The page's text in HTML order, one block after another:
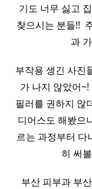
기도 너무 싫고
찾으시는 분들!!
과
부작용 생긴 사진
가 나지 않았어
필러를 권하지 않
디어스도 해봤으
르는 과정부터 다
히 써
부산 피부과 부